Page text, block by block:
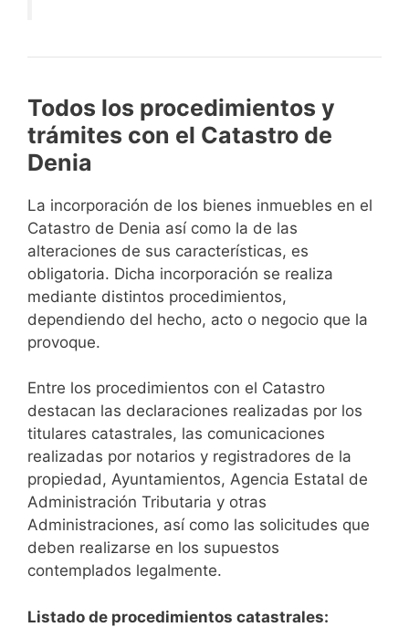
Todos los procedimientos y
trámites con el Catastro de
Denia
La incorporación de los bienes inmuebles en el
Catastro de Denia así como la de las
alteraciones de sus características, es
obligatoria. Dicha incorporación se realiza
mediante distintos procedimientos,
dependiendo del hecho, acto o negocio que la
provoque.
Entre los procedimientos con el Catastro
destacan las declaraciones realizadas por los
titulares catastrales, las comunicaciones
realizadas por notarios y registradores de la
propiedad, Ayuntamientos, Agencia Estatal de
Administración Tributaria y otras
Administraciones, así como las solicitudes que
deben realizarse en los supuestos
contemplados legalmente.
Listado de procedimientos catastrales: